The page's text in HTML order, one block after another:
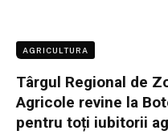
AGRICULTURA
Târgul Regional de
Agricole revine la
pentru toți iubitorii